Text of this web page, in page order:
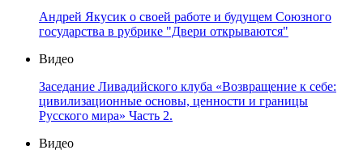
Андрей Якусик о своей работе и будущем Союзного
государства в рубрике "Двери открываются"
Видео
Заседание Ливадийского клуба «Возвращение к себе:
цивилизационные основы, ценности и границы
Русского мира» Часть 2.
Видео